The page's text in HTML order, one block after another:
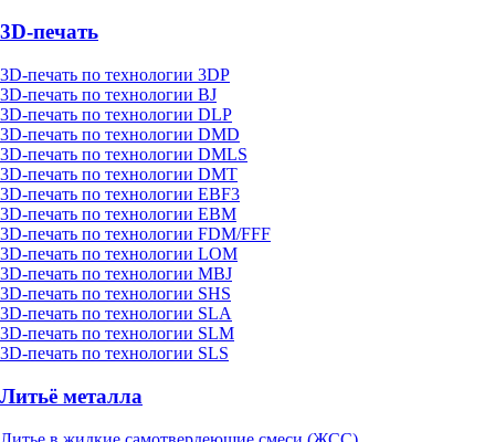
3D-печать
3D-печать по технологии 3DP
3D-печать по технологии BJ
3D-печать по технологии DLP
3D-печать по технологии DMD
3D-печать по технологии DMLS
3D-печать по технологии DMT
3D-печать по технологии EBF3
3D-печать по технологии EBM
3D-печать по технологии FDM/FFF
3D-печать по технологии LOM
3D-печать по технологии MBJ
3D-печать по технологии SHS
3D-печать по технологии SLA
3D-печать по технологии SLM
3D-печать по технологии SLS
Литьё металла